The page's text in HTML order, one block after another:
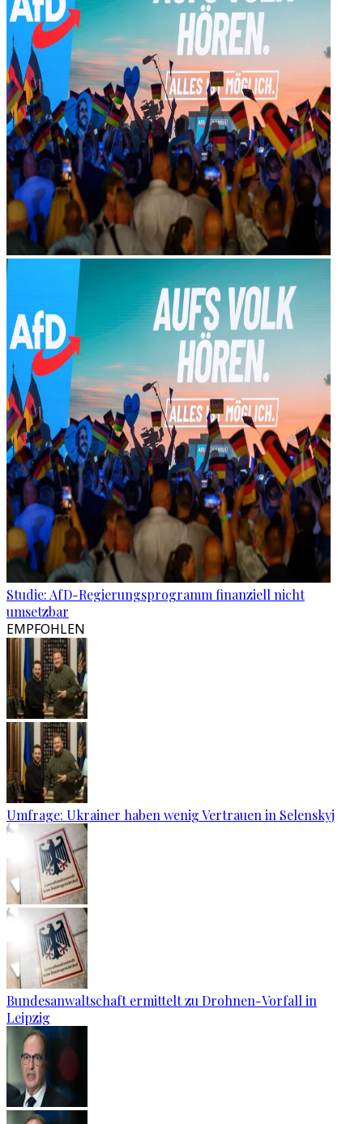
Studie: AfD-Regierungsprogramm finanziell nicht
umsetzbar
EMPFOHLEN
Umfrage: Ukrainer haben wenig Vertrauen in Selenskyj
Bundesanwaltschaft ermittelt zu Drohnen-Vorfall in
Leipzig